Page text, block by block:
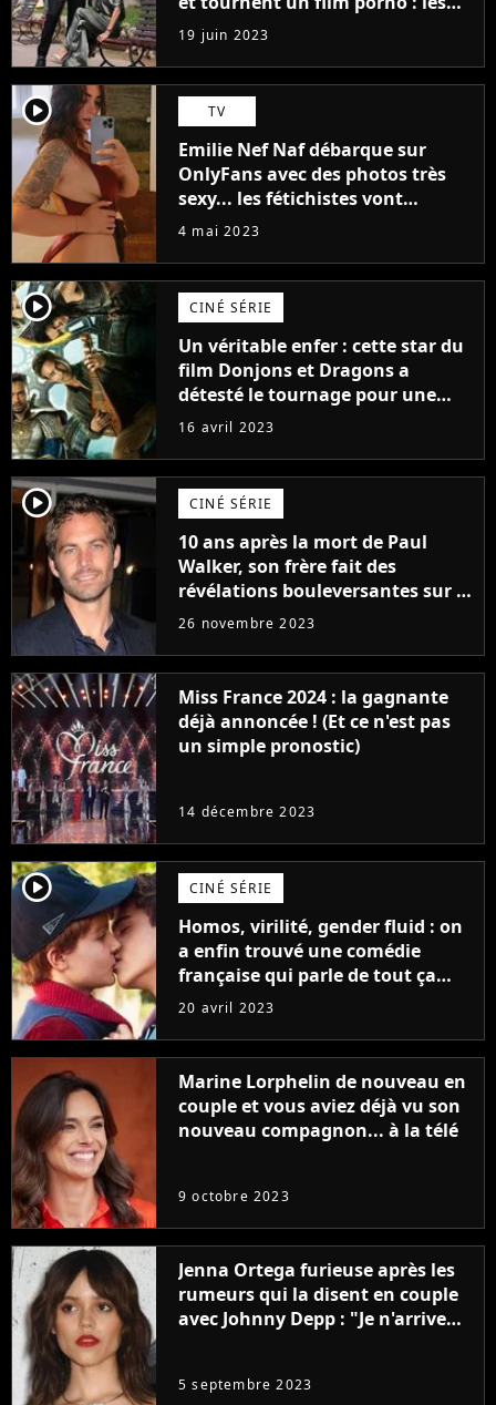
premières images du tournage
(exclu)
19 juin 2023
player2 TV
Emilie Nef Naf débarque sur
OnlyFans avec des photos très
sexy... les fétichistes vont
prendre leur pied !
4 mai 2023
player2 CINÉ SÉRIE
Un véritable enfer : cette star du
film Donjons et Dragons a
détesté le tournage pour une
raison très spéciale
16 avril 2023
player2 CINÉ SÉRIE
10 ans après la mort de Paul
Walker, son frère fait des
révélations bouleversantes sur la
réaction des acteurs de Fast and
26 novembre 2023
Miss France 2024 : la gagnante
déjà annoncée ! (Et ce n'est pas
un simple pronostic)
14 décembre 2023
player2 CINÉ SÉRIE
Homos, virilité, gender fluid : on
a enfin trouvé une comédie
française qui parle de tout ça
sans être super ringarde
20 avril 2023
Marine Lorphelin de nouveau en
couple et vous aviez déjà vu son
nouveau compagnon... à la télé
9 octobre 2023
Jenna Ortega furieuse après les
rumeurs qui la disent en couple
avec Johnny Depp : "Je n'arrive
5 septembre 2023